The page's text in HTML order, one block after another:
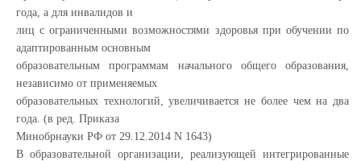
года, а для инвалидов и
лиц с ограниченными возможностями здоровья при обучении по
адаптированным основным
образовательным программам начального общего образования,
независимо от применяемых
образовательных технологий, увеличивается не более чем на два
года. (в ред. Приказа
Минобрнауки РФ от 29.12.2014 N 1643)
В образовательной организации, реализующей интегрированные